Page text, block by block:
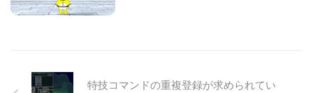
特技コマンドの重複登録が求められてい